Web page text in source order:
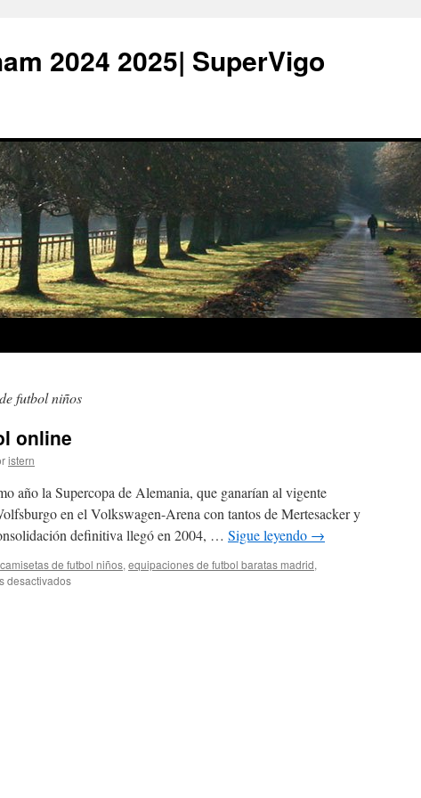
2024 2025| SuperVigo
futbol niños
online
istern
año la Supercopa de Alemania, que ganarían al vigente
en el Volkswagen-Arena con tantos de Mertesacker y
definitiva llegó en 2004, … Sigue leyendo →
camisetas de futbol niños, equipaciones de futbol baratas madrid,
desactivadosen